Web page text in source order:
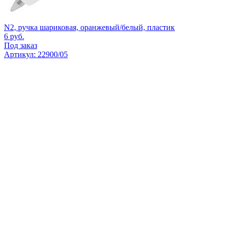
N2, ручка шариковая, оранжевый/белый, пластик
6 руб.
Под заказ
Артикул: 22900/05